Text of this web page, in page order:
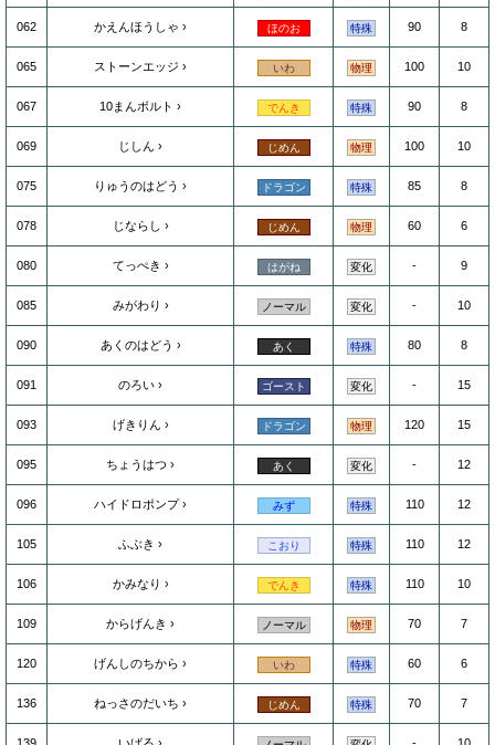
062 かえんほうしゃ ほのお 特殊 90 8
065 ストーンエッジ いわ 物理 100 10
067 10まんボルト でんき 特殊 90 8
069 じしん じめん 物理 100 10
075 りゅうのはどう ドラゴン 特殊 85 8
078 じならし じめん 物理 60 6
080 てっぺき はがね 変化 - 9
085 みがわり ノーマル 変化 - 10
090 あくのはどう あく 特殊 80 8
091 のろい ゴースト 変化 - 15
093 げきりん ドラゴン 物理 120 15
095 ちょうはつ あく 変化 - 12
096 ハイドロポンプ みず 特殊 110 12
105 ふぶき こおり 特殊 110 12
106 かみなり でんき 特殊 110 10
109 からげんき ノーマル 物理 70 7
120 げんしのちから いわ 特殊 60 6
136 ねっさのだいち じめん 特殊 70 7